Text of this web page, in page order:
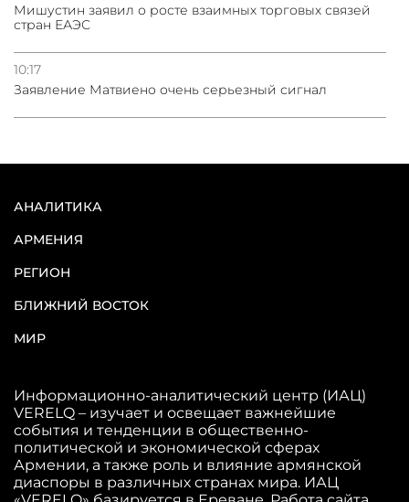
Мишустин заявил о росте взаимных торговых связей
стран ЕАЭС
10:17
Заявление Матвиено очень серьезный сигнал
АНАЛИТИКА
АРМЕНИЯ
РЕГИОН
БЛИЖНИЙ ВОСТОК
МИР
Информационно-аналитический центр (ИАЦ)
VERELQ – изучает и освещает важнейшие
события и тенденции в общественно-
политической и экономической сферах
Армении, а также роль и влияние армянской
диаспоры в различных странах мира. ИАЦ